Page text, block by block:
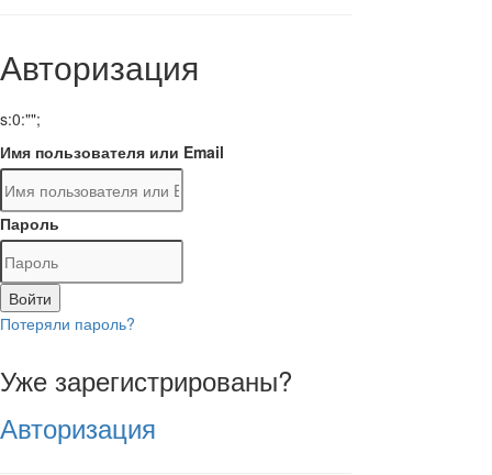
Авторизация
s:0:"";
Имя пользователя или Email
Пароль
Войти
Потеряли пароль?
Уже зарегистрированы?
Авторизация